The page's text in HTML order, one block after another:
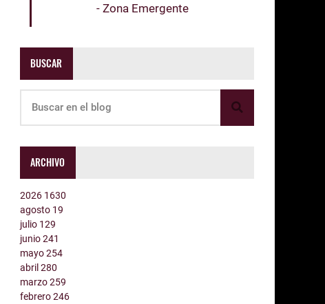
- Zona Emergente
BUSCAR
ARCHIVO
2026 1630
agosto 19
julio 129
junio241
mayo254
abril280
marzo259
febrero246